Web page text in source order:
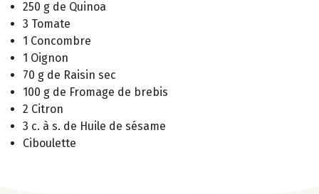
250 g de Quinoa
3 Tomate
1 Concombre
1 Oignon
70 g de Raisin sec
100 g de Fromage de brebis
2 Citron
3 c. à s. de Huile de sésame
Ciboulette